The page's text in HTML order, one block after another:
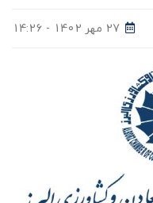
27 مهر 1402 - 14:26